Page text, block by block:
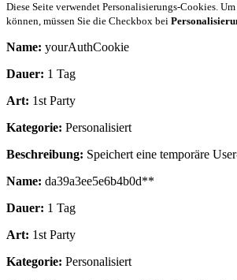
Diese Seite verwendet Personalisierungs-Cookies.
können, müssen Sie die Checkbox bei
Name: yourAuthCookie
Dauer: 1 Tag
Art: 1st Party
Kategorie: Personalisiert
Beschreibung: Speichert eine temporäre
Name: da39a3ee5e6b4b0d**
Dauer: 1 Tag
Art: 1st Party
Kategorie: Personalisiert